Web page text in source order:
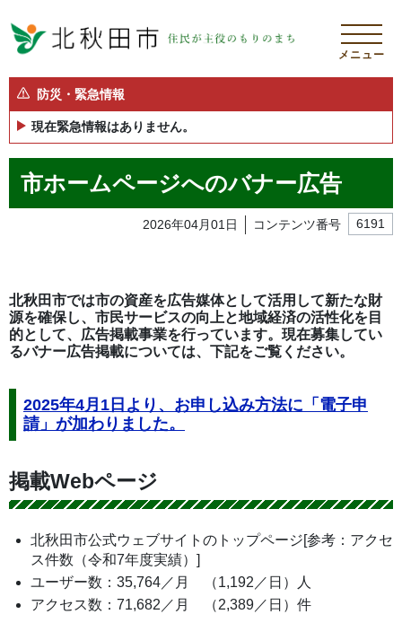
メニュー
防災・緊急情報
現在緊急情報はありません。
市ホームページへのバナー広告
2026年04月01日 コンテンツ番号 6191
北秋田市では市の資産を広告媒体として活用して新たな財
源を確保し、市民サービスの向上と地域経済の活性化を目
的として、広告掲載事業を行っています。現在募集してい
るバナー広告掲載については、下記をご覧ください。
2025年4月1日より、お申し込み方法に「電子申
請」が加わりました。
掲載Webページ
北秋田市公式ウェブサイトのトップページ[参考：アクセ
ス件数（令和7年度実績）]
ユーザー数：35,764／月 （1,192／日）人
アクセス数：71,682／月 （2,389／日）件